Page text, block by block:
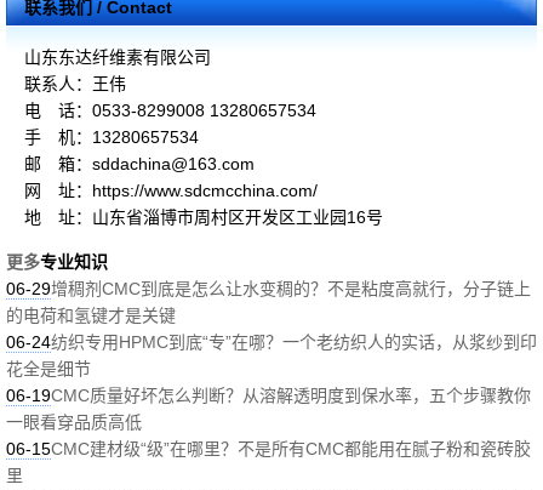
联系我们 / Contact
山东东达纤维素有限公司
联系人：王伟
电 话：0533-8299008 13280657534
手 机：13280657534
邮 箱：sddachina@163.com
网 址：https://www.sdcmcchina.com/
地 址：山东省淄博市周村区开发区工业园16号
更多专业知识
06-29增稠剂CMC到底是怎么让水变稠的？不是粘度高就行，分子链上
的电荷和氢键才是关键
06-24纺织专用HPMC到底“专”在哪？一个老纺织人的实话，从浆纱到印
花全是细节
06-19CMC质量好坏怎么判断？从溶解透明度到保水率，五个步骤教你
一眼看穿品质高低
06-15CMC建材级“级”在哪里？不是所有CMC都能用在腻子粉和瓷砖胶
里